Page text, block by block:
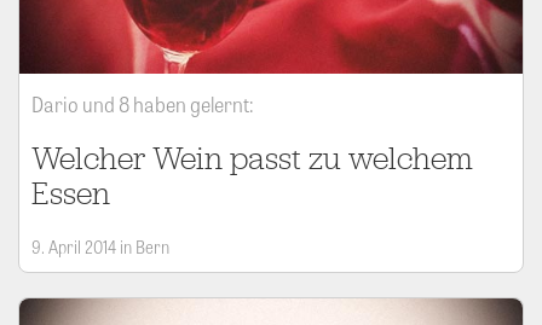
Dario und 8 haben gelernt:
Welcher Wein passt zu welchem
Essen
9. April 2014 in Bern